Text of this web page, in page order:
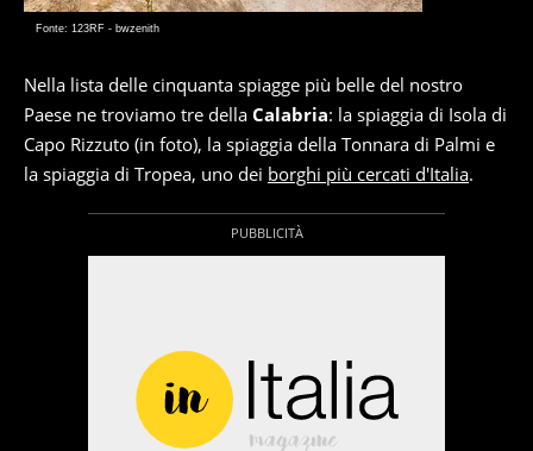
Fonte: 123RF - bwzenith
Nella lista delle cinquanta spiagge più belle del nostro
Paese ne troviamo tre della Calabria: la spiaggia di Isola di
Capo Rizzuto (in foto), la spiaggia della Tonnara di Palmi e
la spiaggia di Tropea, uno dei borghi più cercati d'Italia.